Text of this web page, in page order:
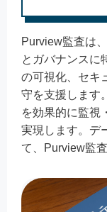
Purview監査は
とガバナンスに
の可視化、セキ
守を支援します
を効果的に監視
実現します。デ
て、Purview監